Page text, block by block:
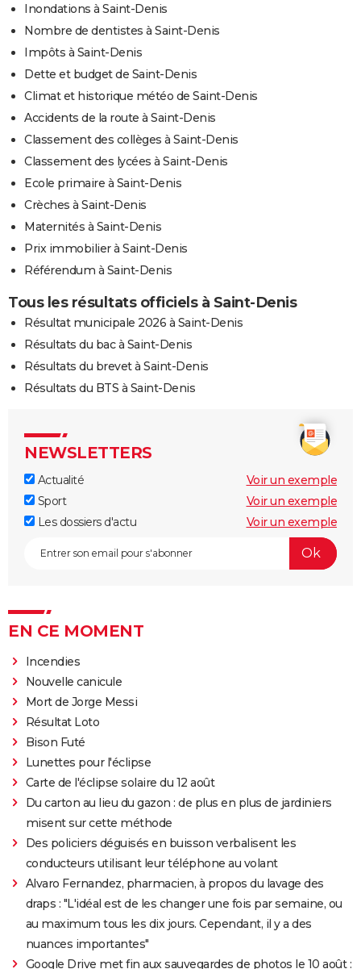
Inondations à Saint-Denis
Nombre de dentistes à Saint-Denis
Impôts à Saint-Denis
Dette et budget de Saint-Denis
Climat et historique météo de Saint-Denis
Accidents de la route à Saint-Denis
Classement des collèges à Saint-Denis
Classement des lycées à Saint-Denis
Ecole primaire à Saint-Denis
Crèches à Saint-Denis
Maternités à Saint-Denis
Prix immobilier à Saint-Denis
Référendum à Saint-Denis
Tous les résultats officiels à Saint-Denis
Résultat municipale 2026 à Saint-Denis
Résultats du bac à Saint-Denis
Résultats du brevet à Saint-Denis
Résultats du BTS à Saint-Denis
NEWSLETTERS
Actualité
Voir un exemple
Sport
Voir un exemple
Les dossiers d'actu
Voir un exemple
EN CE MOMENT
Incendies
Nouvelle canicule
Mort de Jorge Messi
Résultat Loto
Bison Futé
Lunettes pour l'éclipse
Carte de l'éclipse solaire du 12 août
Du carton au lieu du gazon : de plus en plus de jardiniers
misent sur cette méthode
Des policiers déguisés en buisson verbalisent les
conducteurs utilisant leur téléphone au volant
Alvaro Fernandez, pharmacien, à propos du lavage des
draps : "L'idéal est de les changer une fois par semaine, ou
au maximum tous les dix jours. Cependant, il y a des
nuances importantes"
Google Drive met fin aux sauvegardes de photos le 10 août :